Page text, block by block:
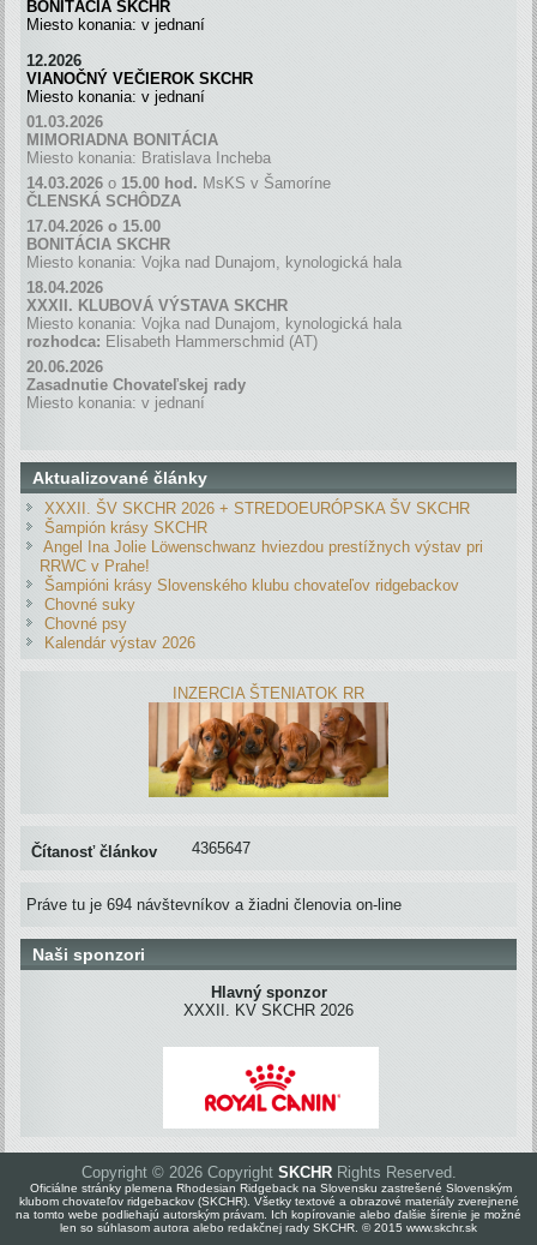
BONITÁCIA SKCHR
Miesto konania: v jednaní
12.2026
VIANOČNÝ VEČIEROK SKCHR
Miesto konania: v jednaní
01.03.2026
MIMORIADNA BONITÁCIA
Miesto konania: Bratislava Incheba
14.03.2026 o 15.00 hod. MsKS v Šamoríne
ČLENSKÁ SCHÔDZA
17.04.2026 o 15.00
BONITÁCIA SKCHR
Miesto konania: Vojka nad Dunajom, kynologická hala
18.04.2026
XXXII. KLUBOVÁ VÝSTAVA SKCHR
Miesto konania: Vojka nad Dunajom, kynologická hala
rozhodca: Elisabeth Hammerschmid (AT)
20.06.2026
Zasadnutie Chovateľskej rady
Miesto konania: v jednaní
Aktualizované články
XXXII. ŠV SKCHR 2026 + STREDOEURÓPSKA ŠV SKCHR
Šampión krásy SKCHR
Angel Ina Jolie Löwenschwanz hviezdou prestížnych výstav pri
RRWC v Prahe!
Šampióni krásy Slovenského klubu chovateľov ridgebackov
Chovné suky
Chovné psy
Kalendár výstav 2026
INZERCIA ŠTENIATOK RR
Čítanosť článkov 4365647
Práve tu je 694 návštevníkov a žiadni členovia on-line
Naši sponzori
Hlavný sponzor
XXXII. KV SKCHR 2026
Copyright © 2026 Copyright SKCHRRights Reserved.
Oficiálne stránky plemena Rhodesian Ridgeback na Slovensku zastrešené Slovenským
klubom chovateľov ridgebackov (SKCHR). Všetky textové a obrazové materiály zverejnené
na tomto webe podliehajú autorským právam. Ich kopírovanie alebo ďalšie šírenie je možné
len so súhlasom autora alebo redakčnej rady SKCHR. © 2015 www.skchr.sk